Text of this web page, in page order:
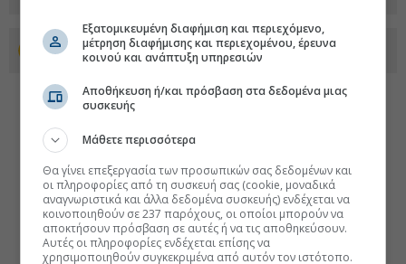
Προσθέστε το euro2day.gr στο Discover
Εξατομικευμένη διαφήμιση και περιεχόμενο,
μέτρηση διαφήμισης και περιεχομένου, έρευνα
κοινού και ανάπτυξη υπηρεσιών
Αποθήκευση ή/και πρόσβαση στα δεδομένα μιας
συσκευής
Μάθετε περισσότερα
Θα γίνει επεξεργασία των προσωπικών σας δεδομένων και
οι πληροφορίες από τη συσκευή σας (cookie, μοναδικά
αναγνωριστικά και άλλα δεδομένα συσκευής) ενδέχεται να
κοινοποιηθούν σε 237 παρόχους, οι οποίοι μπορούν να
αποκτήσουν πρόσβαση σε αυτές ή να τις αποθηκεύσουν.
Αυτές οι πληροφορίες ενδέχεται επίσης να
χρησιμοποιηθούν συγκεκριμένα από αυτόν τον ιστότοπο.